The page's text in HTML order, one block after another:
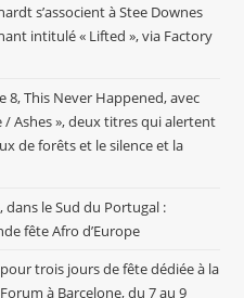
s’associent à Stee Downes
intitulé « Lifted », via Factory
8, This Never Happened, avec
Ashes », deux titres qui alertent
de forêts et le silence et la
dans le Sud du Portugal :
fête Afro d’Europe
trois jours de fête dédiée à la
à Barcelone, du 7 au 9